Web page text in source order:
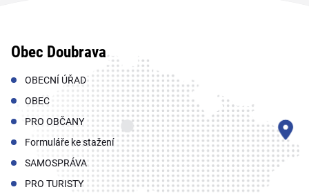
Obec Doubrava
OBECNÍ ÚŘAD
OBEC
PRO OBČANY
Formuláře ke stažení
SAMOSPRÁVA
PRO TURISTY